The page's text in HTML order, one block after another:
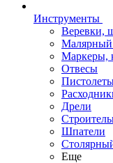
Инструменты
Веревки,
Малярный
Маркеры,
Отвесы
Дрели
Шпатели
Еще